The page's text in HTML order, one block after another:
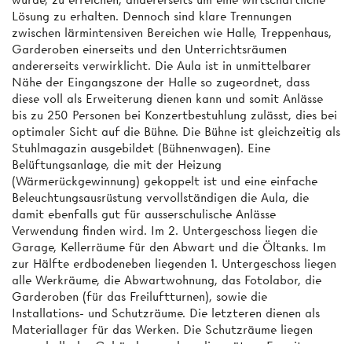
Lösung zu erhalten. Dennoch sind klare Trennungen
zwischen lärmintensiven Bereichen wie Halle, Treppenhaus,
Garderoben einerseits und den Unterrichtsräumen
andererseits verwirklicht. Die Aula ist in unmittelbarer
Nähe der Eingangszone der Halle so zugeordnet, dass
diese voll als Erweiterung dienen kann und somit Anlässe
bis zu 250 Personen bei Konzertbestuhlung zulässt, dies bei
optimaler Sicht auf die Bühne. Die Bühne ist gleichzeitig als
Stuhlmagazin ausgebildet (Bühnenwagen). Eine
Belüftungsanlage, die mit der Heizung
(Wärmerückgewinnung) gekoppelt ist und eine einfache
Beleuchtungsausrüstung vervollständigen die Aula, die
damit ebenfalls gut für ausserschulische Anlässe
Verwendung finden wird. Im 2. Untergeschoss liegen die
Garage, Kellerräume für den Abwart und die Öltanks. Im
zur Hälfte erdbodeneben liegenden 1. Untergeschoss liegen
alle Werkräume, die Abwartwohnung, das Fotolabor, die
Garderoben (für das Freiluftturnen), sowie die
Installations- und Schutzräume. Die letzteren dienen als
Materiallager für das Werken. Die Schutzräume liegen